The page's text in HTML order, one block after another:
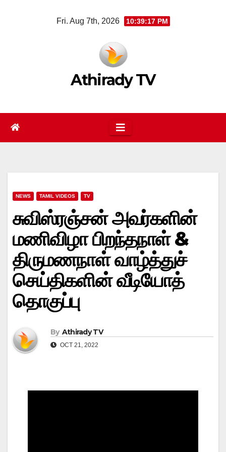
Fri. Aug 7th, 2026 10:39:17 PM
Athirady TV
NEWS TAMIL VIDEOS TV
சுவிஸ்ரஞ்சன் அவர்களின்
மணிவிழா பிறந்தநாள் &
திருமணநாள் வாழ்த்துச்
செய்திகளின் வீடியோத்
தொகுப்பு
By Athirady TV
OCT 21, 2022